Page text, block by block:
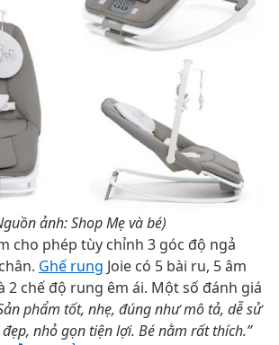
ảnh: Shop Mẹ và bé)
cho phép tùy chỉnh 3 góc độ ngả
Ghế rung Joie có 5 bài ru, 5 âm
2 chế độ rung êm ái. Một số đánh giá
phẩm tốt, nhẹ, đúng như mô tả, dễ sử
đẹp, nhỏ gọn tiện lợi. Bé nằm rất thích.”